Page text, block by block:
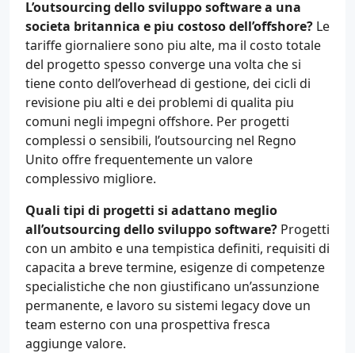
L’outsourcing dello sviluppo software a una
societa britannica e piu costoso dell’offshore? Le
tariffe giornaliere sono piu alte, ma il costo totale
del progetto spesso converge una volta che si
tiene conto dell’overhead di gestione, dei cicli di
revisione piu alti e dei problemi di qualita piu
comuni negli impegni offshore. Per progetti
complessi o sensibili, l’outsourcing nel Regno
Unito offre frequentemente un valore
complessivo migliore.
Quali tipi di progetti si adattano meglio
all’outsourcing dello sviluppo software? Progetti
con un ambito e una tempistica definiti, requisiti di
capacita a breve termine, esigenze di competenze
specialistiche che non giustificano un’assunzione
permanente, e lavoro su sistemi legacy dove un
team esterno con una prospettiva fresca
aggiunge valore.